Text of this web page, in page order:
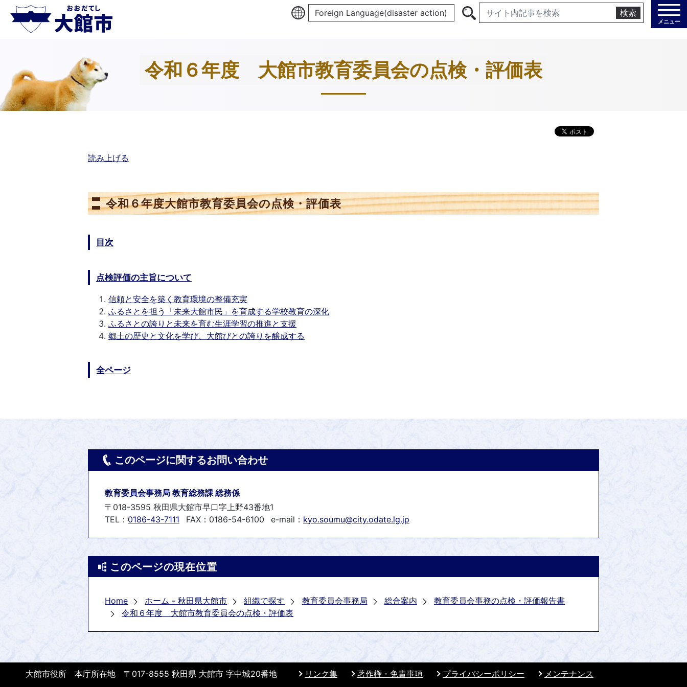
Foreign Language(disaster action) 検索
メニュー
令和６年度 大館市教育委員会の点検・評価表
読み上げる
令和６年度大館市教育委員会の点検・評価表
目次
点検評価の主旨について
信頼と安全を築く教育環境の整備充実
ふるさとを担う「未来大館市民」を育成する学校教育の深化
ふるさとの誇りと未来を育む生涯学習の推進と支援
郷土の歴史と文化を学び、大館びとの誇りを醸成する
全ページ
このページに関するお問い合わせ
教育委員会事務局 教育総務課 総務係
〒018-3595 秋田県大館市早口字上野43番地1
TEL： 0186-43-7111 FAX：0186-54-6100 e-mail： kyo.soumu@city.odate.lg.jp
このページの現在位置
Home ホーム - 秋田県大館市 組織で探す 教育委員会事務局 総合案内
教育委員会事務の点検・評価報告書
令和６年度 大館市教育委員会の点検・評価表
リンク集 著作権・免責事項 プライバシーポリシー メンテナンス
大館市役所 本庁所在地 〒017-8555 秋田県 大館市 字中城20番地